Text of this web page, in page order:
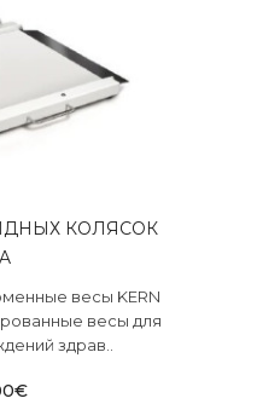
КОЛЯСОК
весы KERN
весы для
здрав..